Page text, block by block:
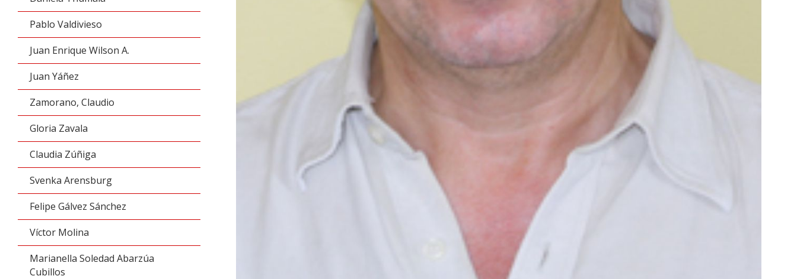
Pablo Valdivieso
Juan Enrique Wilson A.
Juan Yáñez
Zamorano, Claudio
Gloria Zavala
Claudia Zúñiga
Svenka Arensburg
Felipe Gálvez Sánchez
Víctor Molina
Marianella Soledad Abarzúa
Cubillos